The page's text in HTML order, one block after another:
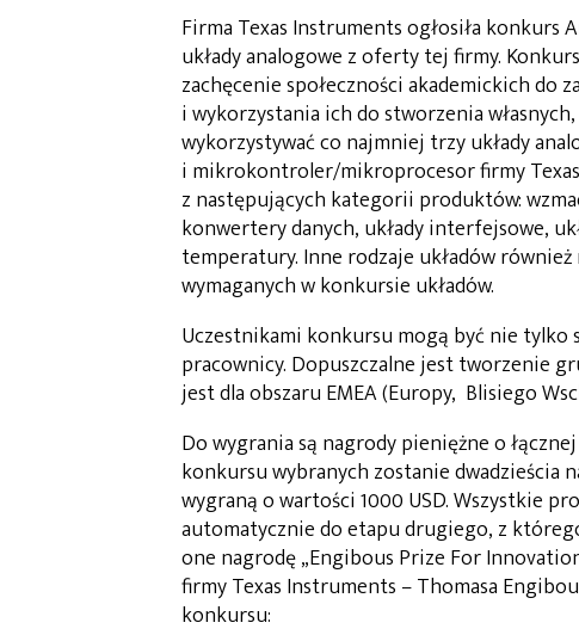
Firma Texas Instruments ogłosiła
układy analogowe z oferty tej firmy.
zachęcenie społeczności akademickich do
i wykorzystania ich do stworzenia
wykorzystywać co najmniej trzy układy
i mikrokontroler/mikroprocesor firmy
z następujących kategorii produktów:
konwertery danych, układy interfejsowe,
temperatury. Inne rodzaje układów
wymaganych w konkursie układów.
Uczestnikami konkursu mogą być nie
pracownicy. Dopuszczalne jest tworzenie
jest dla obszaru EMEA (Europy, Blisiego
Do wygrania są nagrody pieniężne o
konkursu wybranych zostanie dwadzieścia
wygraną o wartości 1000 USD. Wszystkie
automatycznie do etapu drugiego, z
one nagrodę „Engibous Prize For
firmy Texas Instruments – Thomasa
konkursu: